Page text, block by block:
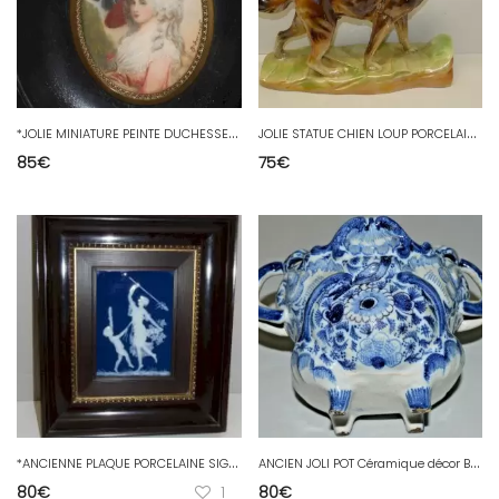
*
JOLIE MINIATURE PEINTE DUCHESSE du DEVONSHIRE signée G BOROUGH NAPOLEON III D
85€
J
OLIE STATUE CHIEN LOUP PORCELAINE IRISEE H.BEQUET COLLECTION DECO VINTAGE XXe
75€
*
ANCIENNE PLAQUE PORCELAINE SIGNEE MARCEL CHAUFRIASSE LIMOGES CADRE STUC
80€ 1
A
NCIEN JOLI POT Céramique décor BLEUS FLEURS et OISEAUX signé Réf. 1704166 - 71
80€